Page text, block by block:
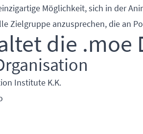
Möglichkeit, sich in der
Zielgruppe anzusprechen, die an
die .moe
Institute K.K.